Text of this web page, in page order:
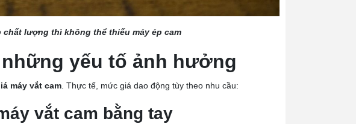
chất lượng thì không thể thiếu máy ép cam
những yếu tố ảnh hưởng
máy vắt cam. Thực tế, mức giá dao động tùy theo nhu cầu:
vắt cam bằng tay